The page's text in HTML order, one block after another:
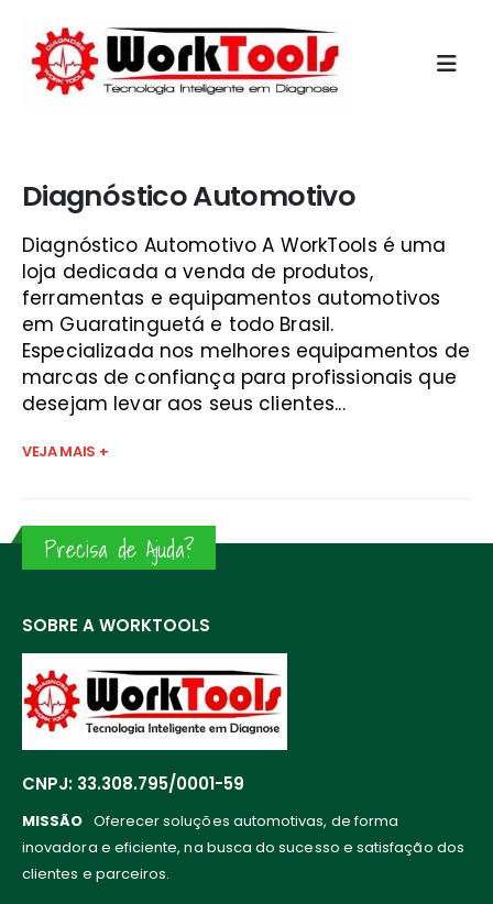
Diagnóstico Automotivo
Diagnóstico Automotivo A WorkTools é uma
loja dedicada a venda de produtos,
ferramentas e equipamentos automotivos
em Guaratinguetá e todo Brasil.
Especializada nos melhores equipamentos de
marcas de confiança para profissionais que
desejam levar aos seus clientes...
VEJA MAIS +
Precisa de Ajuda?
SOBRE A WORKTOOLS
CNPJ: 33.308.795/0001-59
MISSÃO Oferecer soluções automotivas, de forma
inovadora e eficiente, na busca do sucesso e satisfação dos
clientes e parceiros.